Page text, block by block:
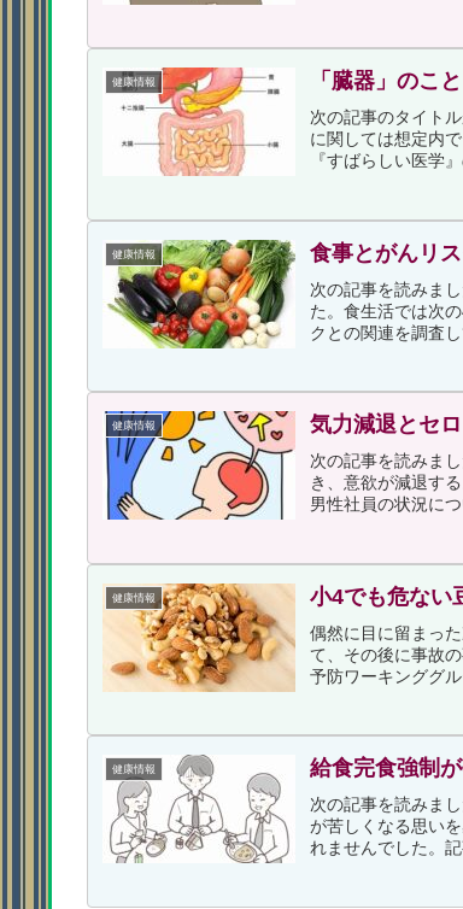
健康情報 「臓器」のこと
次の記事のタイト
に関しては想定内
『すばらしい医学
健康情報 食事とがんリ
次の記事を読みま
た。食生活では次
クとの関連を調査
健康情報 気力減退とセ
次の記事を読みま
き、意欲が減退す
男性社員の状況に
健康情報 小4でも危ない
偶然に目に留まっ
て、その後に事故
予防ワーキンググ
健康情報 給食完食強制
次の記事を読みま
が苦しくなる思い
れませんでした。